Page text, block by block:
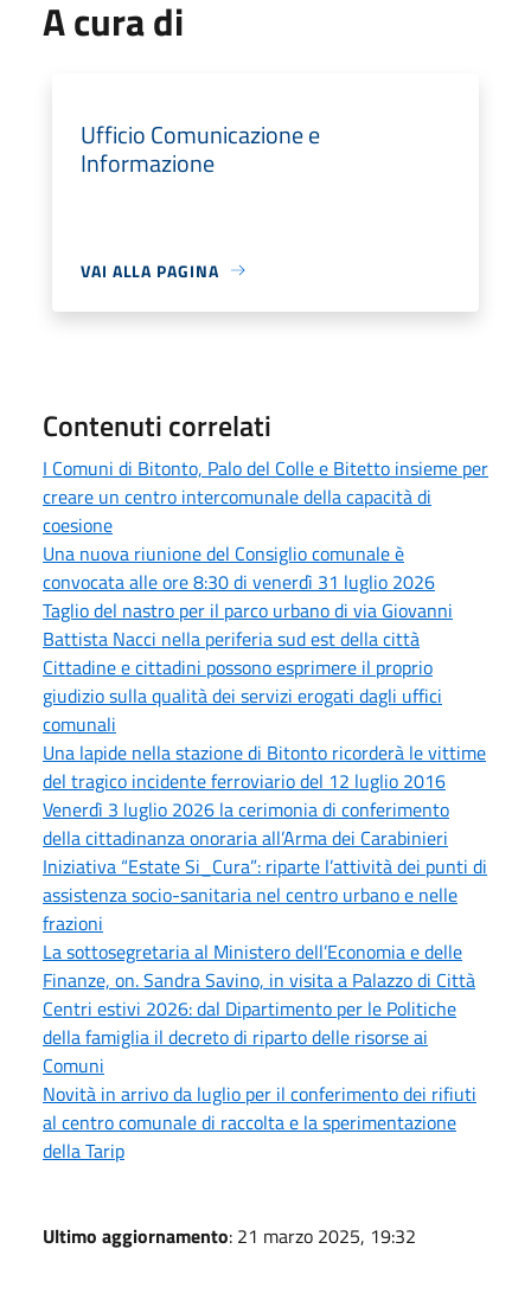
A cura di
Ufficio Comunicazione e
Informazione
VAI ALLA PAGINA
Contenuti correlati
I Comuni di Bitonto, Palo del Colle e Bitetto insieme per
creare un centro intercomunale della capacità di
coesione
Una nuova riunione del Consiglio comunale è
convocata alle ore 8:30 di venerdì 31 luglio 2026
Taglio del nastro per il parco urbano di via Giovanni
Battista Nacci nella periferia sud est della città
Cittadine e cittadini possono esprimere il proprio
giudizio sulla qualità dei servizi erogati dagli uffici
comunali
Una lapide nella stazione di Bitonto ricorderà le vittime
del tragico incidente ferroviario del 12 luglio 2016
Venerdì 3 luglio 2026 la cerimonia di conferimento
della cittadinanza onoraria all’Arma dei Carabinieri
Iniziativa “Estate Si_Cura”: riparte l’attività dei punti di
assistenza socio-sanitaria nel centro urbano e nelle
frazioni
La sottosegretaria al Ministero dell’Economia e delle
Finanze, on. Sandra Savino, in visita a Palazzo di Città
Centri estivi 2026: dal Dipartimento per le Politiche
della famiglia il decreto di riparto delle risorse ai
Comuni
Novità in arrivo da luglio per il conferimento dei rifiuti
al centro comunale di raccolta e la sperimentazione
della Tarip
Ultimo aggiornamento: 21 marzo 2025, 19:32